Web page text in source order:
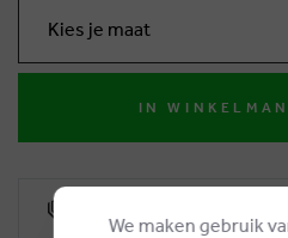
Kies je maat
IN
We maken gebruik